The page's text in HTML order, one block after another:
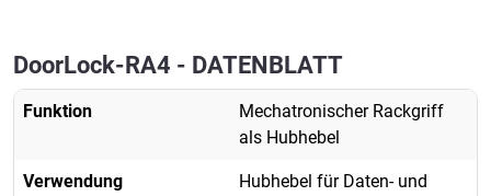
DoorLock-RA4 - DATENBLATT
Funktion
Mechatronischer Rackgriff
als Hubhebel
Verwendung
Hubhebel für Daten- und